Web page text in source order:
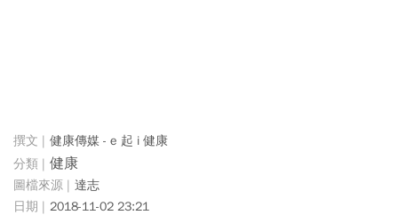
健康傳媒 - e 起 i 健康
健康
達志
2018-11-02 23:21